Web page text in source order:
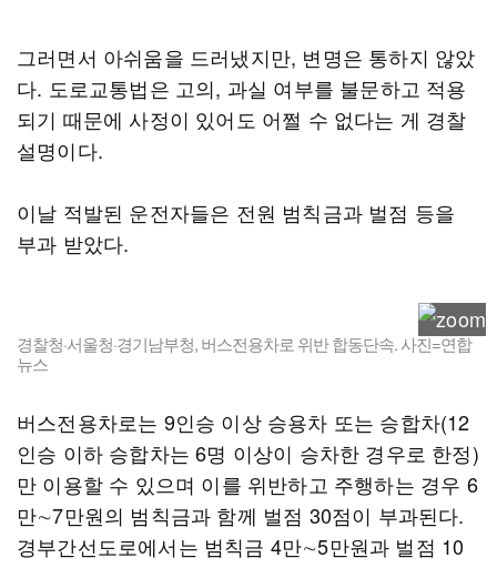
그러면서 아쉬움을 드러냈지만, 변명은 통하지 않았
다. 도로교통법은 고의, 과실 여부를 불문하고 적용
되기 때문에 사정이 있어도 어쩔 수 없다는 게 경찰
설명이다.
이날 적발된 운전자들은 전원 범칙금과 벌점 등을
부과 받았다.
경찰청·서울청·경기남부청, 버스전용차로 위반 합동단속. 사진=연합
뉴스
버스전용차로는 9인승 이상 승용차 또는 승합차(12
인승 이하 승합차는 6명 이상이 승차한 경우로 한정)
만 이용할 수 있으며 이를 위반하고 주행하는 경우 6
만∼7만원의 범칙금과 함께 벌점 30점이 부과된다.
경부간선도로에서는 범칙금 4만∼5만원과 벌점 10